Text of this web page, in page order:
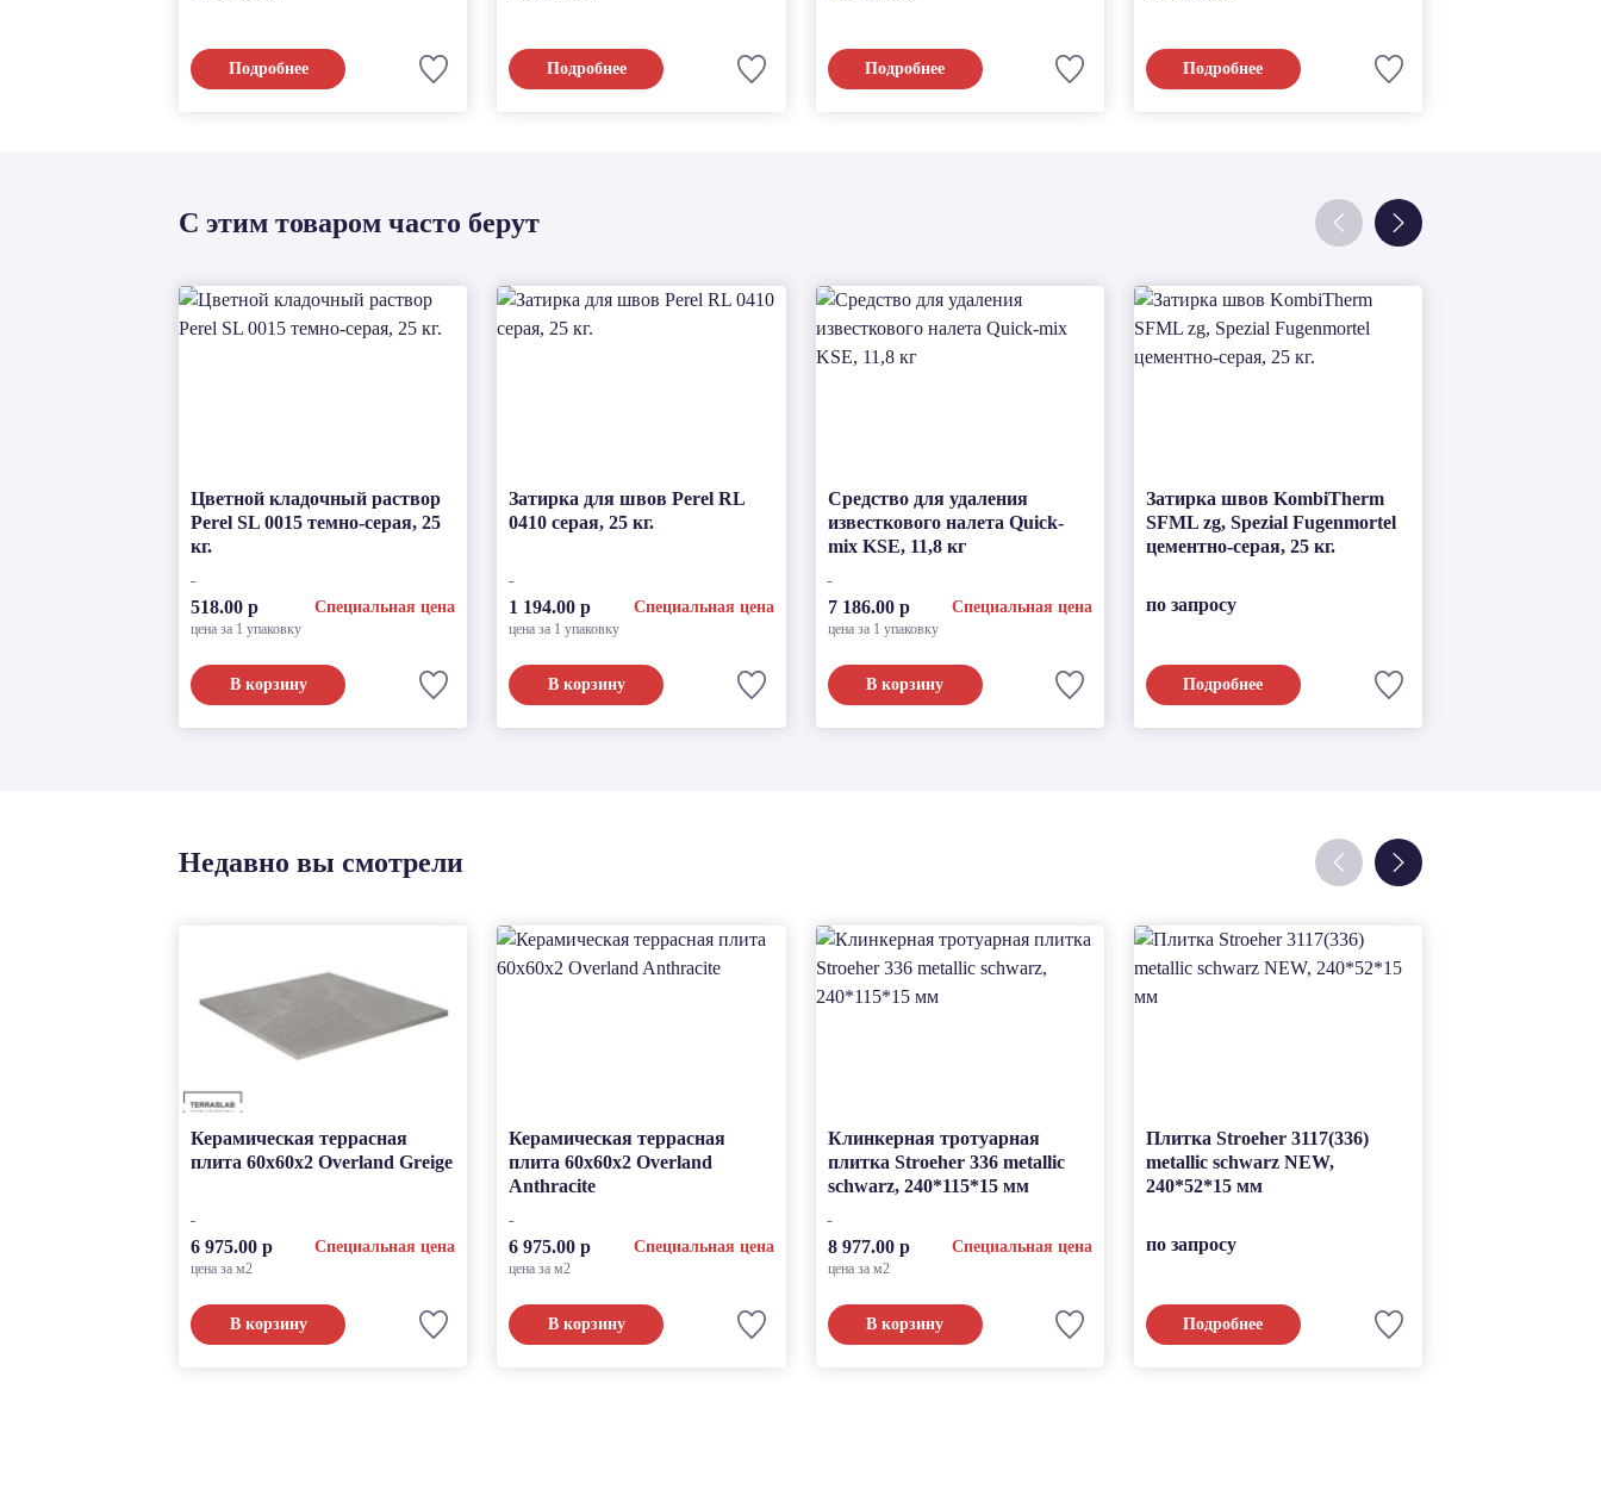
Подробнее Подробнее Подробнее Подробнее
С этим товаром часто берут
Цветной кладочный раствор
Perel SL 0015 темно-серая, 25
кг.
518.00 р Специальная цена
цена за 1 упаковку
В корзину
Затирка для швов Perel RL
0410 серая, 25 кг.
1 194.00 р Специальная цена
цена за 1 упаковку
В корзину
Средство для удаления
известкового налета Quick-
mix KSE, 11,8 кг
7 186.00 р Специальная цена
цена за 1 упаковку
В корзину
Затирка швов KombiTherm
SFML zg, Spezial Fugenmortel
цементно-серая, 25 кг.
по запросу
Подробнее
Недавно вы смотрели
Керамическая террасная
плита 60x60x2 Overland Greige
6 975.00 р Специальная цена
цена за м2
В корзину
Керамическая террасная
плита 60x60x2 Overland
Anthracite
6 975.00 р Специальная цена
цена за м2
В корзину
Клинкерная тротуарная
плитка Stroeher 336 metallic
schwarz, 240*115*15 мм
8 977.00 р Специальная цена
цена за м2
В корзину
Плитка Stroeher 3117(336)
metallic schwarz NEW,
240*52*15 мм
по запросу
Подробнее